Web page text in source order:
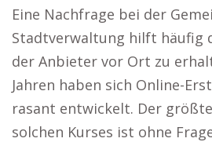
Eine Nachfrage bei der
Stadtverwaltung hilft häufig
der Anbieter vor Ort zu
Jahren haben sich Online-
rasant entwickelt. Der
solchen Kurses ist ohne